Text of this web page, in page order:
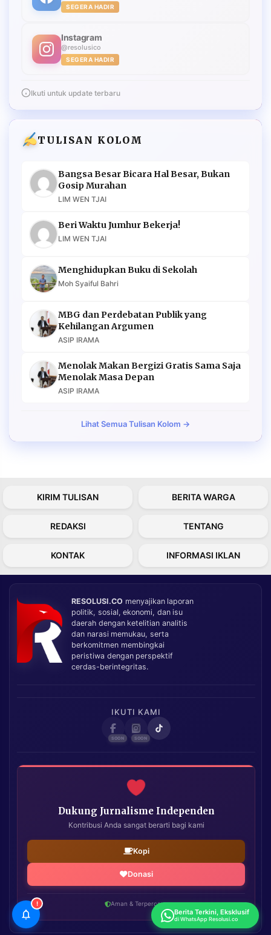
SEGERA HADIR
Instagram
@resolusico
SEGERA HADIR
Ikuti untuk update terbaru
TULISAN KOLOM
Bangsa Besar Bicara Hal Besar, Bukan
Gosip Murahan
LIM WEN TJAI
Beri Waktu Jumhur Bekerja!
LIM WEN TJAI
Menghidupkan Buku di Sekolah
Moh Syaiful Bahri
MBG dan Perdebatan Publik yang
Kehilangan Argumen
ASIP IRAMA
Menolak Makan Bergizi Gratis Sama Saja
Menolak Masa Depan
ASIP IRAMA
Lihat Semua Tulisan Kolom →
KIRIM TULISAN BERITA WARGA
REDAKSI TENTANG
KONTAK INFORMASI IKLAN
RESOLUSI.CO menyajikan laporan
politik, sosial, ekonomi, dan isu
daerah dengan ketelitian analitis
dan narasi memukau, serta
berkomitmen membingkai
peristiwa dengan perspektif
cerdas-berintegritas.
IKUTI KAMI
Dukung Jurnalisme Independen
Kontribusi Anda sangat berarti bagi kami
Kopi
Donasi
Aman & Terpercaya
!
Berita Terkini, Eksklusif
di WhatsApp Resolusi.co